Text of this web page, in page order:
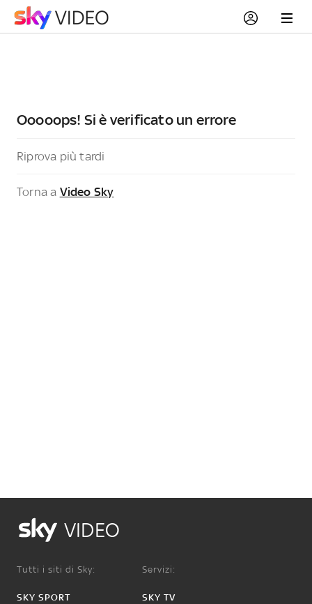
Ooooops! Si è verificato un errore
Riprova più tardi
Torna a Video Sky
VIDEO
Tutti i siti di Sky:
SKY SPORT
Servizi:
SKY TV